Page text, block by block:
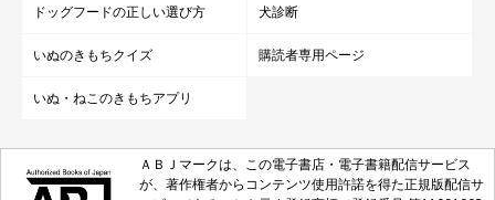
ドッグフードの正しい選び方 犬診断
いぬのきもちクイズ 購読者専用ページ
いぬ・ねこのきもちアプリ
ＡＢＪマークは、この電子書店・電子書籍配信サービス
が、著作権者からコンテンツ使用許諾を得た正規版配信サ